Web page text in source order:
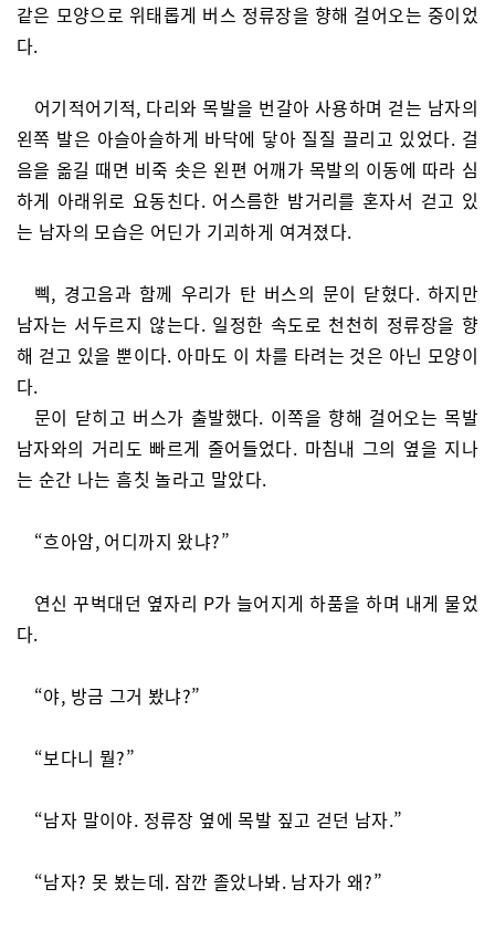
같은 모양으로 위태롭게 버스 정류장을 향해 걸어오는 중이었
다.
어기적어기적, 다리와 목발을 번갈아 사용하며 걷는 남자의
왼쪽 발은 아슬아슬하게 바닥에 닿아 질질 끌리고 있었다. 걸
음을 옮길 때면 비죽 솟은 왼편 어깨가 목발의 이동에 따라 심
하게 아래위로 요동친다. 어스름한 밤거리를 혼자서 걷고 있
는 남자의 모습은 어딘가 기괴하게 여겨졌다.
삑, 경고음과 함께 우리가 탄 버스의 문이 닫혔다. 하지만
남자는 서두르지 않는다. 일정한 속도로 천천히 정류장을 향
해 걷고 있을 뿐이다. 아마도 이 차를 타려는 것은 아닌 모양이
다.
문이 닫히고 버스가 출발했다. 이쪽을 향해 걸어오는 목발
남자와의 거리도 빠르게 줄어들었다. 마침내 그의 옆을 지나
는 순간 나는 흠칫 놀라고 말았다.
“흐아암, 어디까지 왔냐?”
연신 꾸벅대던 옆자리 P가 늘어지게 하품을 하며 내게 물었
다.
“야, 방금 그거 봤냐?”
“보다니 뭘?”
“남자 말이야. 정류장 옆에 목발 짚고 걷던 남자.”
“남자? 못 봤는데. 잠깐 졸았나봐. 남자가 왜?”